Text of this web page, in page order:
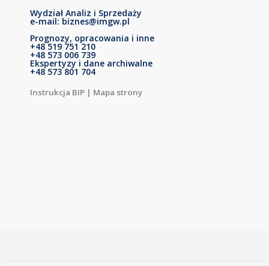
Wydział Analiz i Sprzedaży
e-mail: biznes@imgw.pl
Prognozy, opracowania i inne
+48 519 751 210
+48 573 006 739
Ekspertyzy i dane archiwalne
+48 573 801 704
Instrukcja BIP | Mapa strony